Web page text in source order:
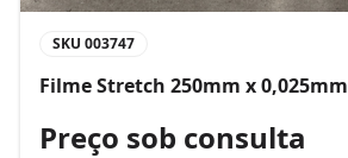
SKU 003747
Filme Stretch 250mm x 0,025mm
Preço sob consulta